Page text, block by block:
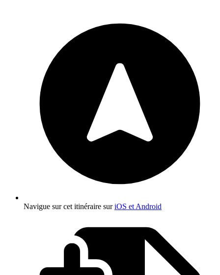
Navigue sur cet itinéraire suriOS et Android